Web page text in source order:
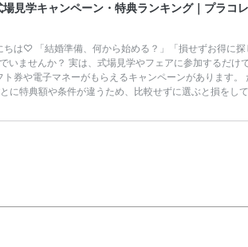
見学キャンペーン・特典ランキング｜プラコ
ちは♡ 「結婚準備、何から始める？」「損せずお得に探
いませんか？ 実は、式場見学やフェアに参加するだけ
ト券や電子マネーがもらえるキャンペーンがあります。
に特典額や条件が違うため、比較せずに選ぶと損をし
ンキングを公開！ 比較サイト：プラコレ、ゼクシィ、